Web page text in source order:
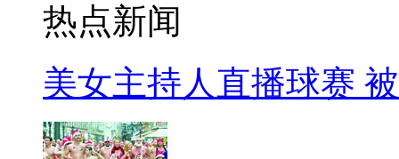
热点新闻
美女主持人直播球赛